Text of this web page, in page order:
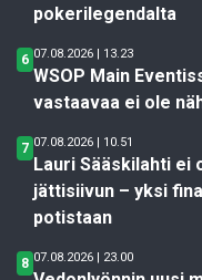
pokerilegendalta
6 07.08.2026 | 13.23
WSOP Main
vastaavaa ei ole
7 07.08.2026 | 10.51
Lauri Sääskilahti ei
jättisiivun – yksi
potistaan
8 07.08.2026 | 23.00